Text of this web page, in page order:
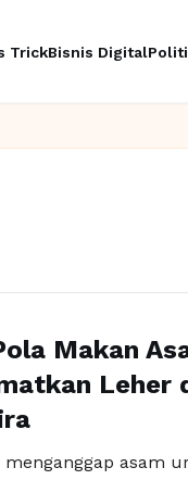
TrickBisnis Digital
Makan
Leher
menganggap asam